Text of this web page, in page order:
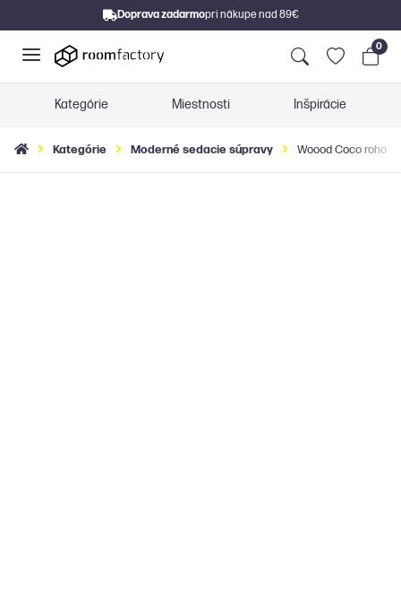
Doprava zadarmopri nákupe nad 89€
0
Kategórie Miestnosti Inšpirácie
Kategórie Moderné sedacie súpravy Woood Coco